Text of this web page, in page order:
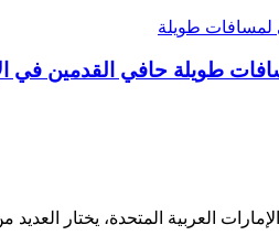
لمسافات طويلة
طويلة حافي القدمين في
العربية المتحدة، يختار العديد